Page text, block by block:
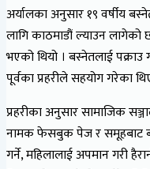
अर्यालका अनुसार १९ वर्षीय
लागि काठमाडौं ल्याउन लागेको
भएको थियो । बस्नेतलाई पक्राउ
पूर्वका प्रहरीले सहयोग गरेका
प्रहरीका अनुसार सामाजिक
नामक फेसबुक पेज र समूहबाट
गर्ने, महिलालाई अपमान गरी